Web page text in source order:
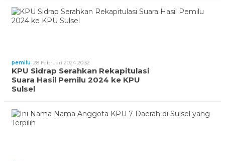
pemilu 28 Februari 2024 20:32
KPU Sidrap Serahkan Rekapitulasi
Suara Hasil Pemilu 2024 ke KPU
Sulsel